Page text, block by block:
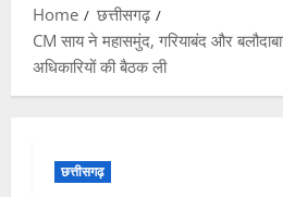
Home
छत्तीसगढ़
CM साय ने महासमुंद, गरियाबंद और
अधिकारियों की बैठक ली
छत्तीसगढ़